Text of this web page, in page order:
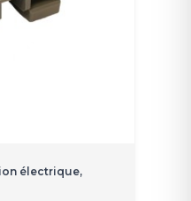
électrique,